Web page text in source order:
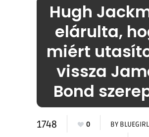
Hugh
elárulta,
miért
vissza
Bond
1748 0 BY BLUEGIRL